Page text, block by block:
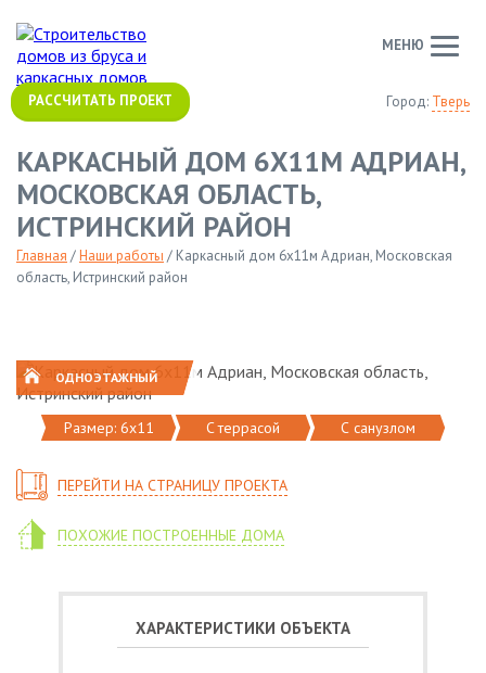
Город: Тверь
РАССЧИТАТЬ ПРОЕКТ
МЕНЮ
КАРКАСНЫЙ ДОМ 6Х11М АДРИАН,
МОСКОВСКАЯ ОБЛАСТЬ,
ИСТРИНСКИЙ РАЙОН
Главная /Наши работы / Каркасный дом 6х11м Адриан, Московская
область, Истринский район
ОДНОЭТАЖНЫЙ
Размер: 6х11 C террасой С санузлом
ПЕРЕЙТИ НА СТРАНИЦУ ПРОЕКТА
ПОХОЖИЕ ПОСТРОЕННЫЕ ДОМА
ХАРАКТЕРИСТИКИ ОБЪЕКТА